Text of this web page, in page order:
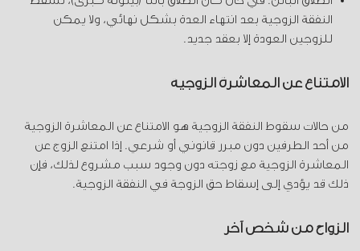
النفقة الزوجية بعد انتهاء العدة بشكل نهائي، ولا يمكن
للزوجين العودة إلا بعقد جديد.
الامتناع عن المعاشرة الزوجية
من حالات سقوط النفقة الزوجية هو الامتناع عن المعاشرة الزوجية
من أحد الطرفين دون مبرر قانوني أو شرعي. إذا امتنع الزوج عن
المعاشرة الزوجية مع زوجته دون وجود سبب مشروع لذلك، فإن
ذلك قد يؤدي إلى إسقاط حق الزوجة في النفقة الزوجية.
الزواج من شخص آخر